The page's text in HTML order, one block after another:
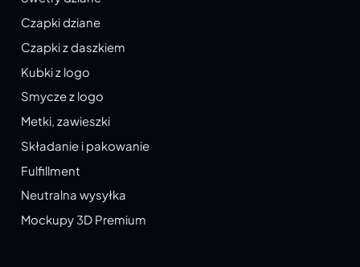
Czapki dziane
Czapki z daszkiem
Kubki z logo
Smycze z logo
Metki, zawieszki
Składanie i pakowanie
Fulfillment
Neutralna wysyłka
Mockupy 3D Premium